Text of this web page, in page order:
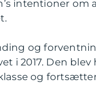
intentioner
og
i 2017. Den
og